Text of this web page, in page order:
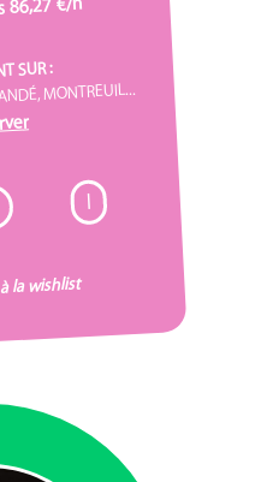
SUR :
MONTREUIL...
I
la wishlist